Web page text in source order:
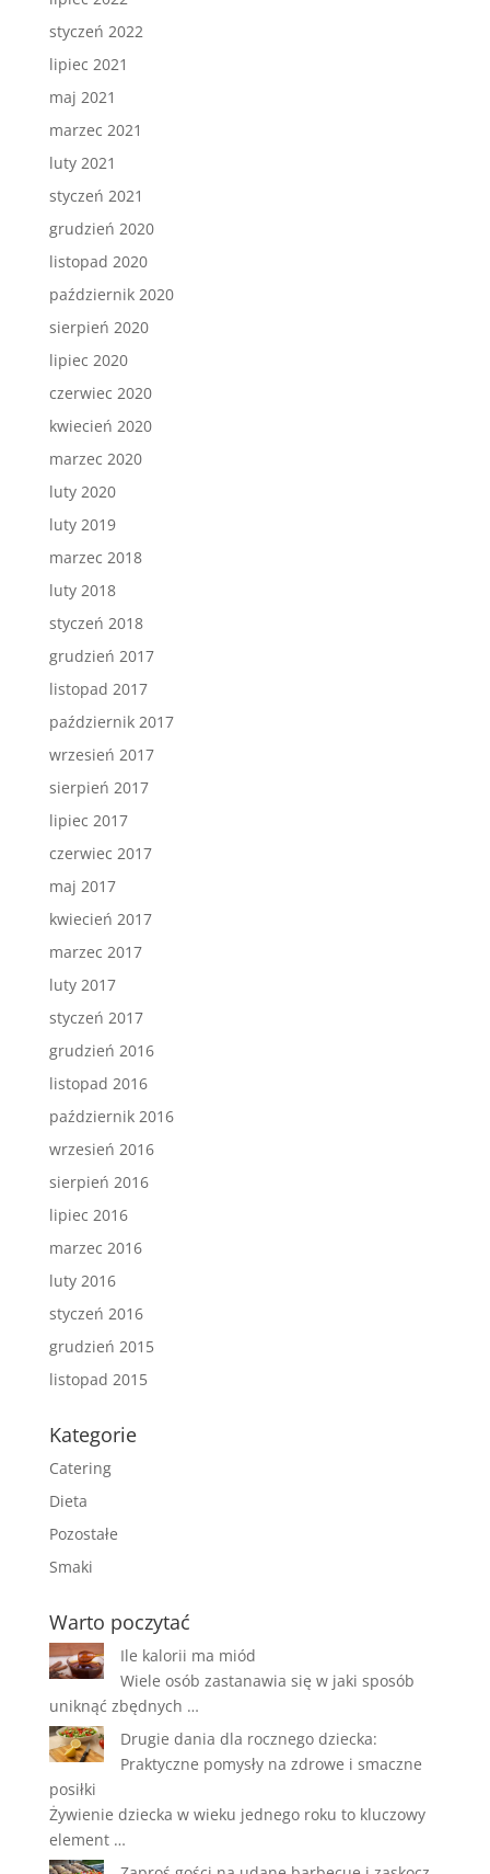
styczeń 2022
lipiec 2021
maj 2021
marzec 2021
luty 2021
styczeń 2021
grudzień 2020
listopad 2020
październik 2020
sierpień 2020
lipiec 2020
czerwiec 2020
kwiecień 2020
marzec 2020
luty 2020
luty 2019
marzec 2018
luty 2018
styczeń 2018
grudzień 2017
listopad 2017
październik 2017
wrzesień 2017
sierpień 2017
lipiec 2017
czerwiec 2017
maj 2017
kwiecień 2017
marzec 2017
luty 2017
styczeń 2017
grudzień 2016
listopad 2016
październik 2016
wrzesień 2016
sierpień 2016
lipiec 2016
marzec 2016
luty 2016
styczeń 2016
grudzień 2015
listopad 2015
Kategorie
Catering
Dieta
Pozostałe
Smaki
Warto poczytać
Ile kalorii ma miód
Wiele osób zastanawia się w jaki sposób
uniknąć zbędnych …
Drugie dania dla rocznego dziecka:
Praktyczne pomysły na zdrowe i smaczne
posiłki
Żywienie dziecka w wieku jednego roku to kluczowy
element …